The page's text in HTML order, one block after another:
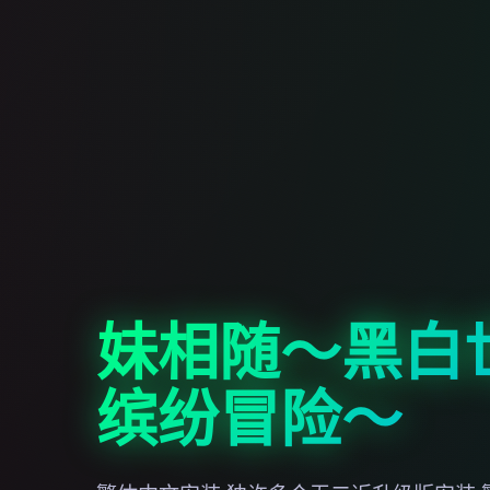
妹相随～黑白
缤纷冒险～